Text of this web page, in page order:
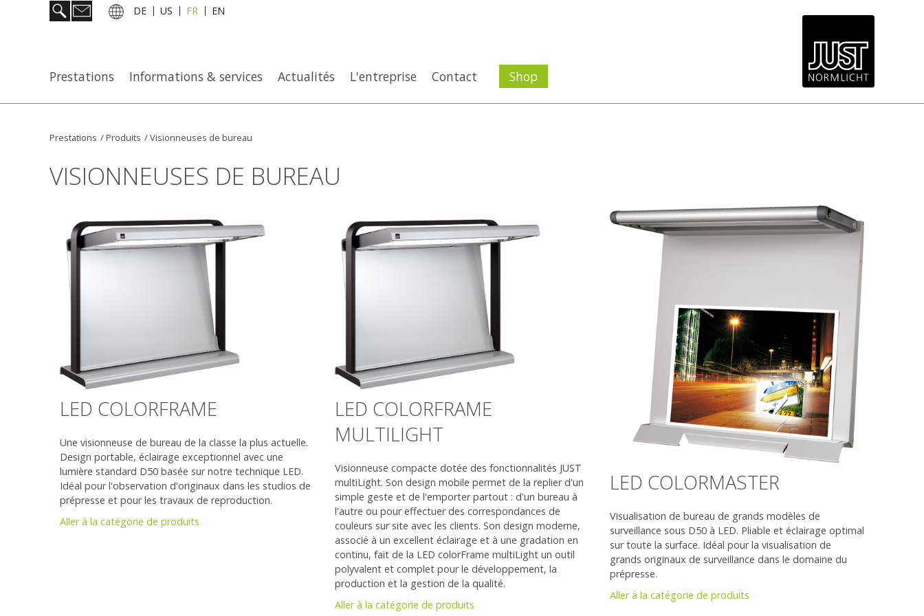
DE US FR EN
Prestations Informations & services Actualités L'entreprise Contact Shop
Prestations /Produits /Visionneuses de bureau
VISIONNEUSES DE BUREAU
LED COLORFRAME
Une visionneuse de bureau de la classe la plus actuelle.
Design portable, éclairage exceptionnel avec une
lumière standard D50 basée sur notre technique LED.
Idéal pour l'observation d'originaux dans les studios de
prépresse et pour les travaux de reproduction.
Aller à la catégorie de produits
LED COLORFRAME
MULTILIGHT
Visionneuse compacte dotée des fonctionnalités JUST
multiLight. Son design mobile permet de la replier d'un
simple geste et de l'emporter partout : d'un bureau à
l'autre ou pour effectuer des correspondances de
couleurs sur site avec les clients. Son design moderne,
associé à un excellent éclairage et à une gradation en
continu, fait de la LED colorFrame multiLight un outil
polyvalent et complet pour le développement, la
production et la gestion de la qualité.
Aller à la catégorie de produits
LED COLORMASTER
Visualisation de bureau de grands modèles de
surveillance sous D50 à LED. Pliable et éclairage optimal
sur toute la surface. Idéal pour la visualisation de
grands originaux de surveillance dans le domaine du
prépresse.
Aller à la catégorie de produits